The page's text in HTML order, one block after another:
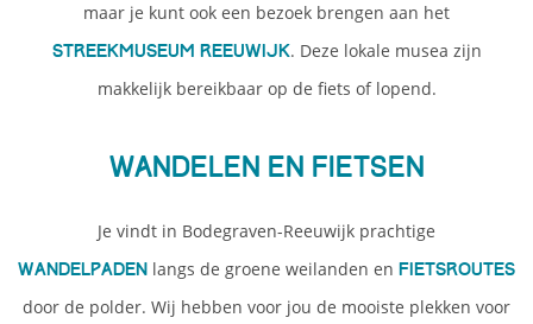
maar je kunt ook een bezoek brengen aan het
Streekmuseum Reeuwijk. Deze lokale musea zijn
makkelijk bereikbaar op de fiets of lopend.
Wandelen en fietsen
Je vindt in Bodegraven-Reeuwijk prachtige
wandelpaden langs de groene weilanden en fietsroutes
door de polder. Wij hebben voor jou de mooiste plekken voor